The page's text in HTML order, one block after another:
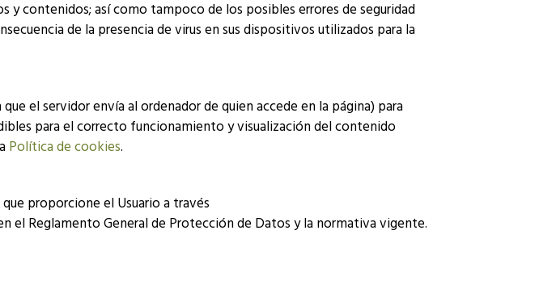
contenidos; así como tampoco de los posibles errores de seguridad
de la presencia de virus en sus dispositivos utilizados para la
el servidor envía al ordenador de quien accede en la página) para
para el correcto funcionamiento y visualización del contenido
Política de cookies.
proporcione el Usuario a través
el Reglamento General de Protección de Datos y la normativa vigente.